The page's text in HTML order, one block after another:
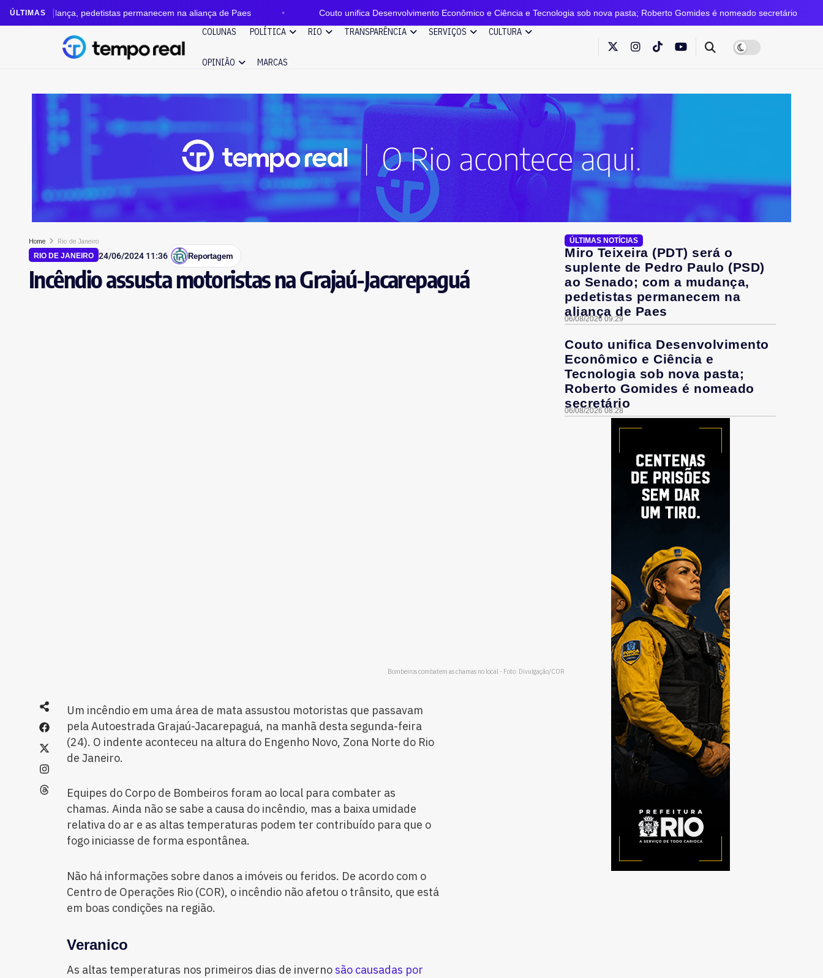
ÚLTIMASpermanecem na aliança de Paes Couto unifica Desenvolvimento Econômico e Ciência e Tecnologia sob nova pasta; Roberto Gomides é nomeado secretário Justiça
COLUNAS POLÍTICA RIO TRANSPARÊNCIA SERVIÇOS CULTURA
OPINIÃO MARCAS
Home Rio de Janeiro
RIO DE JANEIRO 24/06/2024 11:36 Reportagem
Incêndio assusta motoristas na Grajaú-Jacarepaguá
Bombeiros combatem as chamas no local - Foto: Divulgação/COR
Um incêndio em uma área de mata assustou motoristas que passavam
pela Autoestrada Grajaú-Jacarepaguá, na manhã desta segunda-feira
(24). O indente aconteceu na altura do Engenho Novo, Zona Norte do Rio
de Janeiro.
Equipes do Corpo de Bombeiros foram ao local para combater as
chamas. Ainda não se sabe a causa do incêndio, mas a baixa umidade
relativa do ar e as altas temperaturas podem ter contribuído para que o
fogo iniciasse de forma espontânea.
Não há informações sobre danos a imóveis ou feridos. De acordo com o
Centro de Operações Rio (COR), o incêndio não afetou o trânsito, que está
em boas condições na região.
Veranico
As altas temperaturas nos primeiros dias de invernosão causadas por
ÚLTIMAS NOTÍCIAS
Miro Teixeira (PDT) será o
suplente de Pedro Paulo (PSD)
ao Senado; com a mudança,
pedetistas permanecem na
aliança de Paes
06/08/2026 09:29
Couto unifica Desenvolvimento
Econômico e Ciência e
Tecnologia sob nova pasta;
Roberto Gomides é nomeado
secretário
06/08/2026 08:28